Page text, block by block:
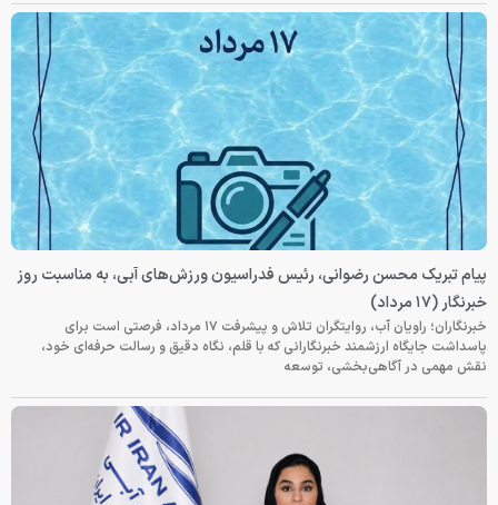
پیام تبریک محسن رضوانی، رئیس فدراسیون ورزش‌های آبی، به مناسبت روز
خبرنگار (۱۷ مرداد)
خبرنگاران؛ راویان آب، روایتگران تلاش و پیشرفت ۱۷ مرداد، فرصتی است برای
پاسداشت جایگاه ارزشمند خبرنگارانی که با قلم، نگاه دقیق و رسالت حرفه‌ای خود،
نقش مهمی در آگاهی‌بخشی، توسعه